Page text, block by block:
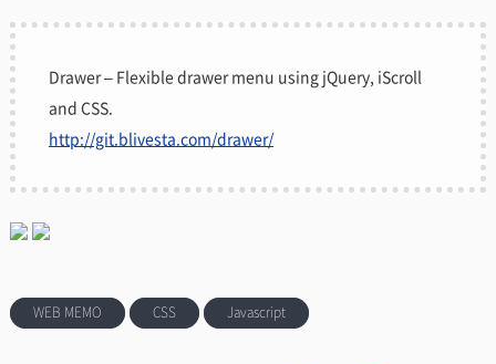
Drawer – Flexible drawer menu using jQuery, iScroll
and CSS.
http://git.blivesta.com/drawer/
WEB MEMO CSS Javascript